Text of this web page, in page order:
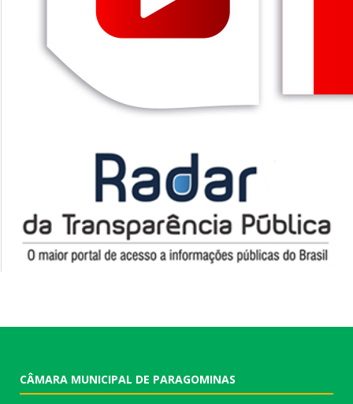
CÂMARA MUNICIPAL DE PARAGOMINAS